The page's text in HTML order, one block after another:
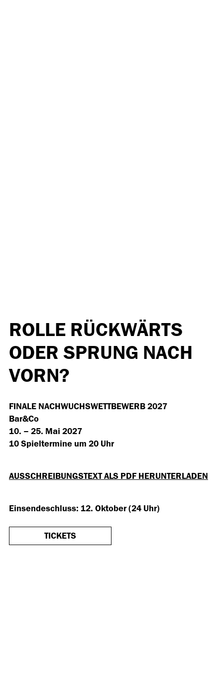
ROLLE RÜCKWÄRTS
ODER SPRUNG NACH
VORN?
FINALE NACHWUCHSWETTBEWERB 2027
Bar&Co
10. – 25. Mai 2027
10 Spieltermine um 20 Uhr
AUSSCHREIBUNGSTEXT ALS PDF HERUNTERLADEN
Einsendeschluss: 12. Oktober (24 Uhr)
TICKETS